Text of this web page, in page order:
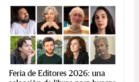
Feria de Editores 2026: una